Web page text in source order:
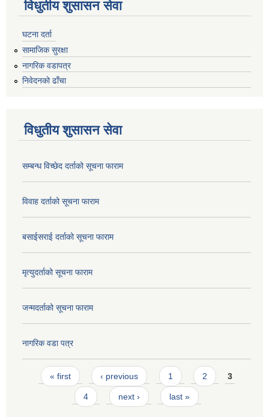
विधुतीय शुसासन सेवा
घटना दर्ता
सामाजिक सुरक्षा
नागरिक वडापत्र
निवेदनको ढाँचा
विधुतीय शुसासन सेवा
सम्बन्ध विच्छेद दर्ताको सूचना फाराम
विवाह दर्ताको सूचना फाराम
बसाईसराई दर्ताको सूचना फाराम
मृत्युदर्ताको सूचना फाराम
जन्मदर्ताको सूचना फाराम
नागरिक वडा पत्र
Pages
« first ‹ previous 1 2 3
4 next › last »